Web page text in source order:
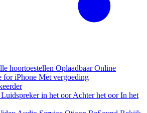
hoortoestellen OplaadbaarOnline
for iPhone Met vergoeding
Luidspreker in het oorAchter het oorIn het